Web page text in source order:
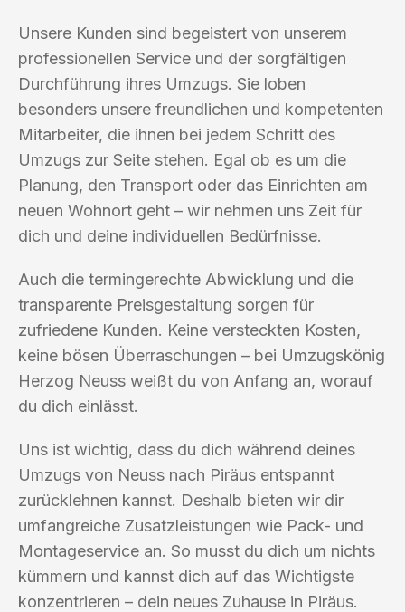
Unsere Kunden sind begeistert von unserem
professionellen Service und der sorgfältigen
Durchführung ihres Umzugs. Sie loben
besonders unsere freundlichen und kompetenten
Mitarbeiter, die ihnen bei jedem Schritt des
Umzugs zur Seite stehen. Egal ob es um die
Planung, den Transport oder das Einrichten am
neuen Wohnort geht – wir nehmen uns Zeit für
dich und deine individuellen Bedürfnisse.
Auch die termingerechte Abwicklung und die
transparente Preisgestaltung sorgen für
zufriedene Kunden. Keine versteckten Kosten,
keine bösen Überraschungen – bei Umzugskönig
Herzog Neuss weißt du von Anfang an, worauf
du dich einlässt.
Uns ist wichtig, dass du dich während deines
Umzugs von Neuss nach Piräus entspannt
zurücklehnen kannst. Deshalb bieten wir dir
umfangreiche Zusatzleistungen wie Pack- und
Montageservice an. So musst du dich um nichts
kümmern und kannst dich auf das Wichtigste
konzentrieren – dein neues Zuhause in Piräus.